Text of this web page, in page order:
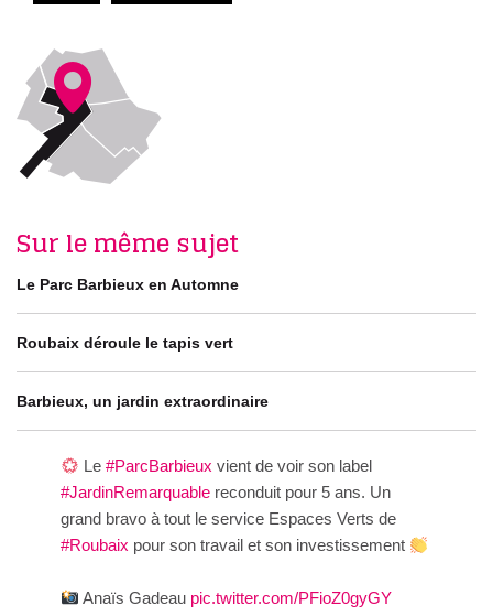
Sur le même sujet
Le Parc Barbieux en Automne
Roubaix déroule le tapis vert
Barbieux, un jardin extraordinaire
Le#ParcBarbieux vient de voir son label
#JardinRemarquable reconduit pour 5 ans. Un
grand bravo à tout le service Espaces Verts de
#Roubaix pour son travail et son investissement
Anaïs Gadeau pic.twitter.com/PFioZ0gyGY